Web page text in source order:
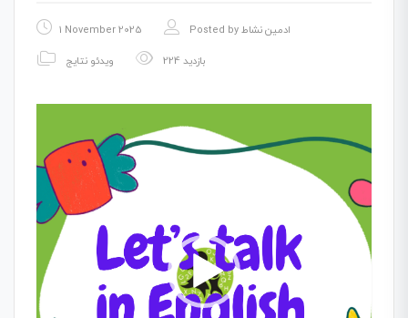
1 November 2025 Posted byادمین نشاط
ویدئو نتایج 224 بازدید
Player